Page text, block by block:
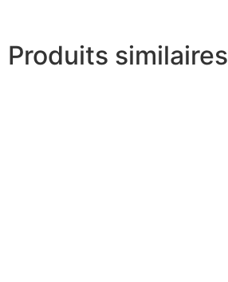
Produits similaires